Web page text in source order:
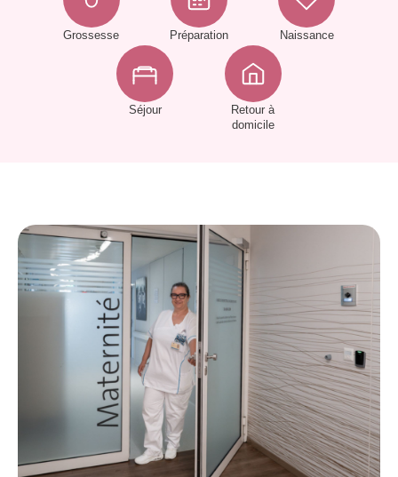
Grossesse Préparation Naissance
Séjour
Retour à
domicile